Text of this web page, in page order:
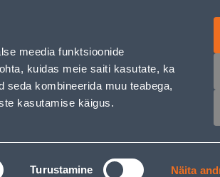
meedia funktsioonide
kuidas meie saiti kasutate, ka
kombineerida muu teabega,
kasutamise käigus.
Turustamine Näita
Logi sisse
JÄRELMAKS